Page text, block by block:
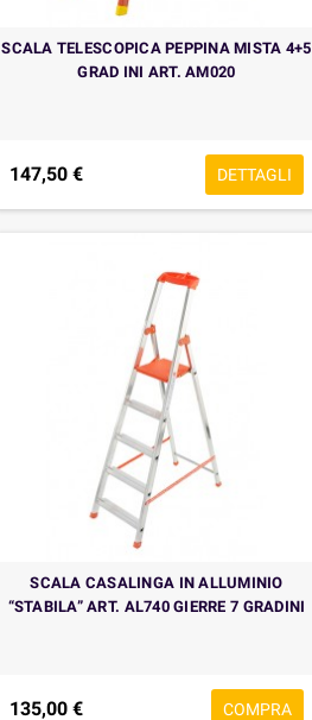
SCALA TELESCOPICA PEPPINA MISTA 4+5
GRAD INI ART. AM020
147,50 € DETTAGLI
SCALA CASALINGA IN ALLUMINIO
“STABILA” ART. AL740 GIERRE 7 GRADINI
135,00 € COMPRA